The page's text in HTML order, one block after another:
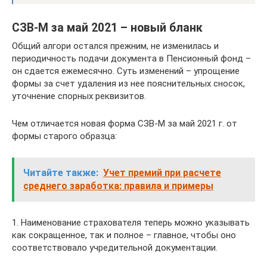
СЗВ-М за май 2021 – новый бланк
Общий алгори остался прежним, не изменилась и
периодичность подачи документа в Пенсионный фонд –
он сдается ежемесячно. Суть изменений – упрощение
формы за счет удаления из нее пояснительных сносок,
уточнение спорных реквизитов.
Чем отличается новая форма СЗВ-М за май 2021 г. от
формы старого образца:
Читайте также: Учет премий при расчете
среднего заработка: правила и примеры
1. Наименование страхователя теперь можно указывать
как сокращенное, так и полное – главное, чтобы оно
соответствовало учредительной документации.